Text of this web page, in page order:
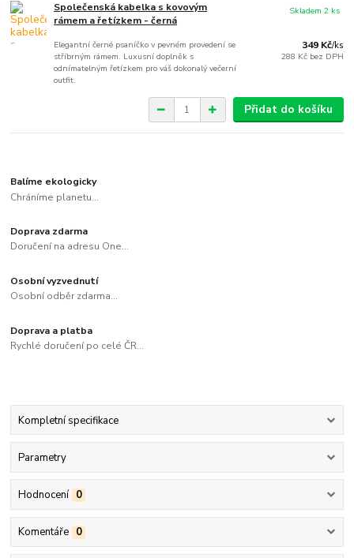
Společenská kabelka s kovovým
rámem a řetízkem - černá
Elegantní černé psaníčko v pevném provedení se
stříbrným rámem. Luxusní doplněk s
odnímatelným řetízkem pro váš dokonalý večerní
outfit.
349 Kč/ks
288 Kč bez DPH
Skladem 2 ks
Přidat do košíku
Balíme ekologicky
Chráníme planetu...
Doprava zdarma
Doručení na adresu One...
Osobní vyzvednutí
Osobní odběr zdarma...
Doprava a platba
Rychlé doručení po celé ČR...
Kompletní specifikace
Parametry
Hodnocení 0
Komentáře 0